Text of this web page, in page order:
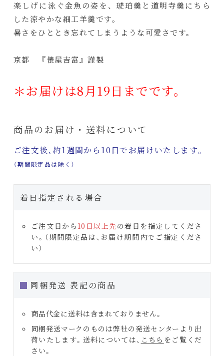
楽しげに泳ぐ金魚の姿を、琥珀羹と道明寺羹にちら
した涼やかな細工羊羹です。
暑さをひととき忘れてしまうような可愛さです。
京都 『俵屋吉富』謹製
＊お届けは8月19日までです。
商品のお届け・送料について
ご注文後、約1週間から10日でお届けいたします。
（期間限定品は除く）
着日指定される場合
ご注文日から 10日以上先の着日を指定してくださ
い。（期間限定品は、お届け期間内でご指定くださ
い）
同梱発送 表記の商品
商品代金に送料は含まれておりません。
同梱発送マークのものは弊社の発送センターより出
荷いたします。送料については、 こちら をご覧くだ
さい。